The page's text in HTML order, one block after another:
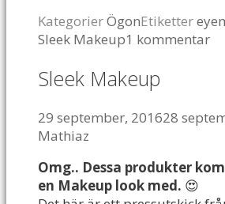
KategorierÖgonEtiketter
Sleek Makeup1 kommentar
Sleek Makeup
29 september, 201628
Mathiaz
Omg.. Dessa produkter
en Makeup look med. 😍